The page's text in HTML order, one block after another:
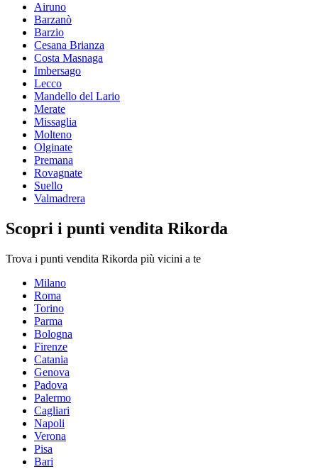
Airuno
Barzanò
Barzio
Cesana Brianza
Costa Masnaga
Imbersago
Lecco
Mandello del Lario
Merate
Missaglia
Molteno
Olginate
Premana
Rovagnate
Suello
Valmadrera
Scopri i punti vendita Rikorda
Trova i punti vendita Rikorda più vicini a te
Milano
Roma
Torino
Parma
Bologna
Firenze
Catania
Genova
Padova
Palermo
Cagliari
Napoli
Verona
Pisa
Bari